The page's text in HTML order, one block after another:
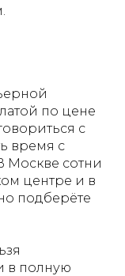
по цене
с
время с
Москве сотни
центре и в
подберёте
в полную